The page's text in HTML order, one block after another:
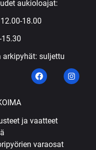
aukioloajat:
18.00
arkipyhät: suljettu
ja vaatteet
varaosat